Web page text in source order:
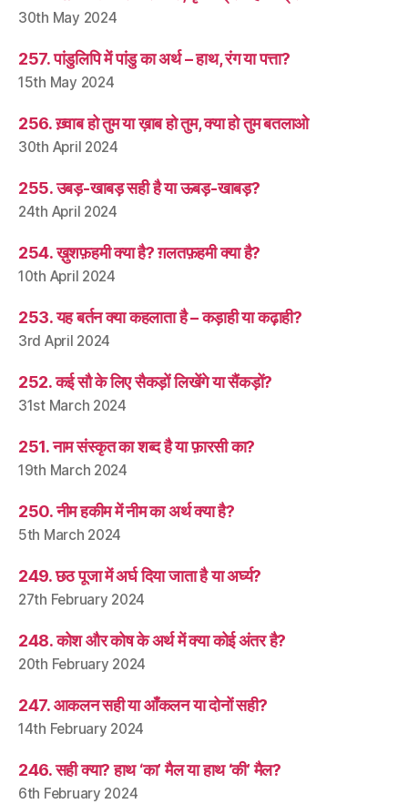
30th May 2024
257. पांडुलिपि में पांडु का अर्थ – हाथ, रंग या पत्ता?
15th May 2024
256. ख़्वाब हो तुम या ख़ाब हो तुम, क्या हो तुम बतलाओ
30th April 2024
255. उबड़-खाबड़ सही है या ऊबड़-खाबड़?
24th April 2024
254. ख़ुशफ़हमी क्या है? ग़लतफ़हमी क्या है?
10th April 2024
253. यह बर्तन क्या कहलाता है – कड़ाही या कढ़ाही?
3rd April 2024
252. कई सौ के लिए सैकड़ों लिखेंगे या सैंकड़ों?
31st March 2024
251. नाम संस्कृत का शब्द है या फ़ारसी का?
19th March 2024
250. नीम हकीम में नीम का अर्थ क्या है?
5th March 2024
249. छठ पूजा में अर्घ दिया जाता है या अर्घ्य?
27th February 2024
248. कोश और कोष के अर्थ में क्या कोई अंतर है?
20th February 2024
247. आकलन सही या आँकलन या दोनों सही?
14th February 2024
246. सही क्या? हाथ ‘का’ मैल या हाथ ‘की’ मैल?
6th February 2024